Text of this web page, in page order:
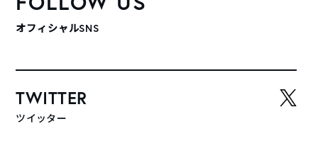
オフィシャルSNS
TWITTER
ツイッター